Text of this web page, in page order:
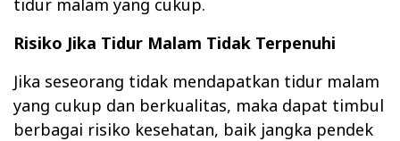
tidur malam yang cukup.
Risiko Jika Tidur Malam Tidak Terpenuhi
Jika seseorang tidak mendapatkan tidur malam
yang cukup dan berkualitas, maka dapat timbul
berbagai risiko kesehatan, baik jangka pendek